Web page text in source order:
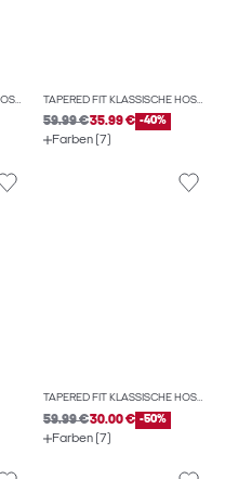
TAPERED FIT KLASSISCHE HOSEN TAPERED FIT KLASSISCHE HOSEN
59.99 €35.99 € -40%
Farben (7)
TAPERED FIT KLASSISCHE HOSEN
59.99 €30.00 € -50%
Farben (7)